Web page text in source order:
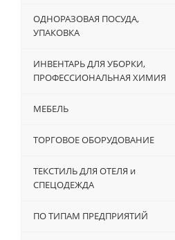
ОДНОРАЗОВАЯ ПОСУДА,
УПАКОВКА
ИНВЕНТАРЬ ДЛЯ УБОРКИ,
ПРОФЕССИОНАЛЬНАЯ ХИМИЯ
МЕБЕЛЬ
ТОРГОВОЕ ОБОРУДОВАНИЕ
ТЕКСТИЛЬ ДЛЯ ОТЕЛЯ и
СПЕЦОДЕЖДА
ПО ТИПАМ ПРЕДПРИЯТИЙ